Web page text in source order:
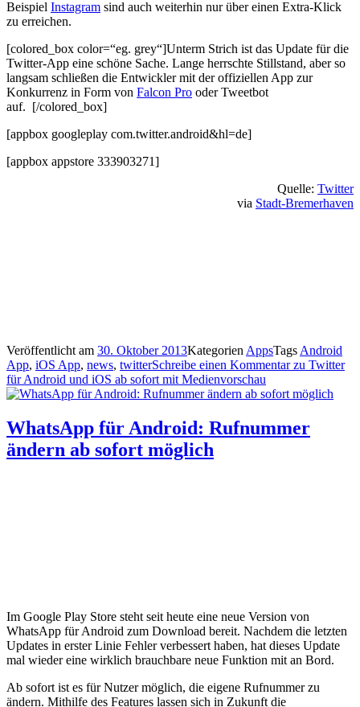
Beispiel Instagram sind auch weiterhin nur über einen Extra-Klick
zu erreichen.
[colored_box color=“eg. grey“]Unterm Strich ist das Update für die
Twitter-App eine schöne Sache. Lange herrschte Stillstand, aber so
langsam schließen die Entwickler mit der offiziellen App zur
Konkurrenz in Form von Falcon Pro oder Tweetbot
auf. [/colored_box]
[appbox googleplay com.twitter.android&hl=de]
[appbox appstore 333903271]
Quelle: Twitter
via Stadt-Bremerhaven
Veröffentlicht am 30. Oktober 2013Kategorien AppsTags Android
App, iOS App, news, twitterSchreibe einen Kommentarzu Twitter
für Android und iOS ab sofort mit Medienvorschau
WhatsApp für Android: Rufnummer
ändern ab sofort möglich
Im Google Play Store steht seit heute eine neue Version von
WhatsApp für Android zum Download bereit. Nachdem die letzten
Updates in erster Linie Fehler verbessert haben, hat dieses Update
mal wieder eine wirklich brauchbare neue Funktion mit an Bord.
Ab sofort ist es für Nutzer möglich, die eigene Rufnummer zu
ändern. Mithilfe des Features lassen sich in Zukunft die